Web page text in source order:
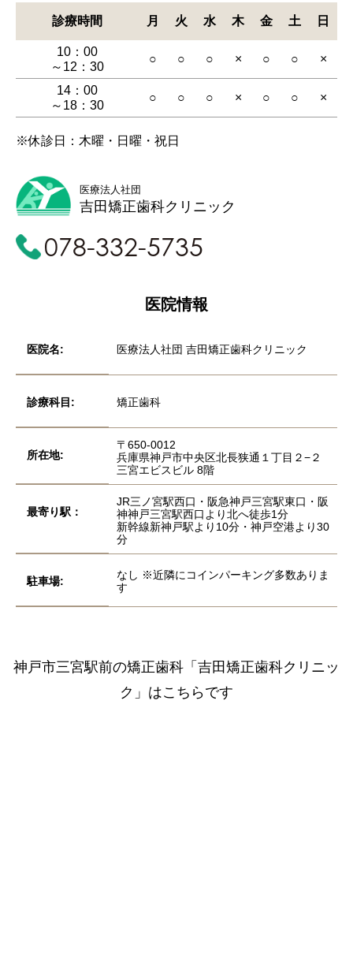
医療法人社団
吉田矯正歯科クリニック
078-332-5735
医院情報
医院名: 医療法人社団 吉田矯正歯科クリニック
診療科目: 矯正歯科
所在地:
〒650-0012
兵庫県神戸市中央区北長狭通１丁目２−２
三宮エビスビル 8階
最寄り駅：
JR三ノ宮駅西口・阪急神戸三宮駅東口・阪
神神戸三宮駅西口より北へ徒歩1分
新幹線新神戸駅より10分・神戸空港より30
分
駐車場:
なし ※近隣にコインパーキング多数ありま
す
診療時間 月 火 水 木 金 土 日
10：00
～12：30
○ ○ ○ × ○ ○ ×
14：00
～18：30
○ ○ ○ × ○ ○ ×
※休診日：木曜・日曜・祝日
神戸市三宮駅前の矯正歯科 「吉田矯正歯科クリニッ
ク」はこちらです